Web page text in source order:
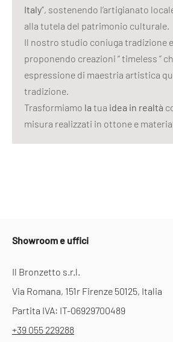
Italy”, sostenendo l’artigianato
alla tutela del patrimonio culturale.
Il nostro studio coniuga tradizione
proponendo creazioni “ timeless ”
espressione di maestria artistica
tradizione.
Trasformiamo la tua idea in realtà
misura realizzati in ottone e
Showroom e uffici
Il Bronzetto s.r.l.
Via Romana, 151r Firenze 50125, Italia
Partita IVA: IT-06929700489
+39 055 229288